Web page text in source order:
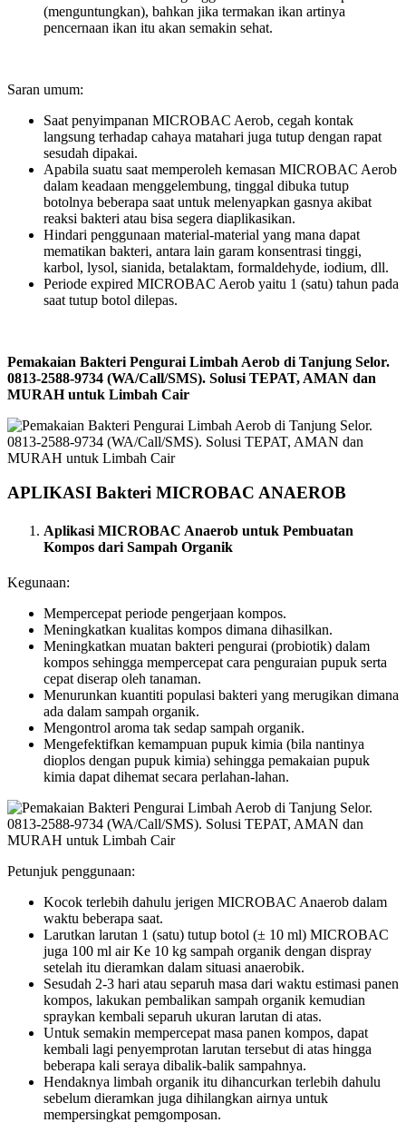
(menguntungkan), bahkan jika termakan ikan artinya
pencernaan ikan itu akan semakin sehat.
Saran umum:
Saat penyimpanan MICROBAC Aerob, cegah kontak
langsung terhadap cahaya matahari juga tutup dengan rapat
sesudah dipakai.
Apabila suatu saat memperoleh kemasan MICROBAC Aerob
dalam keadaan menggelembung, tinggal dibuka tutup
botolnya beberapa saat untuk melenyapkan gasnya akibat
reaksi bakteri atau bisa segera diaplikasikan.
Hindari penggunaan material-material yang mana dapat
mematikan bakteri, antara lain garam konsentrasi tinggi,
karbol, lysol, sianida, betalaktam, formaldehyde, iodium, dll.
Periode expired MICROBAC Aerob yaitu 1 (satu) tahun pada
saat tutup botol dilepas.
Pemakaian Bakteri Pengurai Limbah Aerob di Tanjung Selor.
0813-2588-9734 (WA/Call/SMS). Solusi TEPAT, AMAN dan
MURAH untuk Limbah Cair
APLIKASI Bakteri MICROBAC ANAEROB
Aplikasi MICROBAC Anaerob untuk Pembuatan
Kompos dari Sampah Organik
Kegunaan:
Mempercepat periode pengerjaan kompos.
Meningkatkan kualitas kompos dimana dihasilkan.
Meningkatkan muatan bakteri pengurai (probiotik) dalam
kompos sehingga mempercepat cara penguraian pupuk serta
cepat diserap oleh tanaman.
Menurunkan kuantiti populasi bakteri yang merugikan dimana
ada dalam sampah organik.
Mengontrol aroma tak sedap sampah organik.
Mengefektifkan kemampuan pupuk kimia (bila nantinya
dioplos dengan pupuk kimia) sehingga pemakaian pupuk
kimia dapat dihemat secara perlahan-lahan.
Petunjuk penggunaan:
Kocok terlebih dahulu jerigen MICROBAC Anaerob dalam
waktu beberapa saat.
Larutkan larutan 1 (satu) tutup botol (± 10 ml) MICROBAC
juga 100 ml air Ke 10 kg sampah organik dengan dispray
setelah itu dieramkan dalam situasi anaerobik.
Sesudah 2-3 hari atau separuh masa dari waktu estimasi panen
kompos, lakukan pembalikan sampah organik kemudian
spraykan kembali separuh ukuran larutan di atas.
Untuk semakin mempercepat masa panen kompos, dapat
kembali lagi penyemprotan larutan tersebut di atas hingga
beberapa kali seraya dibalik-balik sampahnya.
Hendaknya limbah organik itu dihancurkan terlebih dahulu
sebelum dieramkan juga dihilangkan airnya untuk
mempersingkat pemgomposan.